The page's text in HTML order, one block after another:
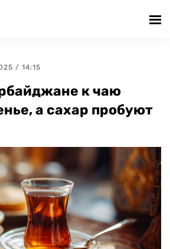
/ 14:15
к чаю
а сахар пробуют